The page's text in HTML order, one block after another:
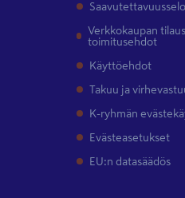
Verkkokaupan
toimitusehdot
Käyttöehdot
Takuu ja
K-ryhmän
Evästeasetukset
EU:n datasäädös